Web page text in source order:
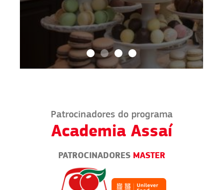
Patrocinadores do programa
Academia Assaí
PATROCINADORES MASTER